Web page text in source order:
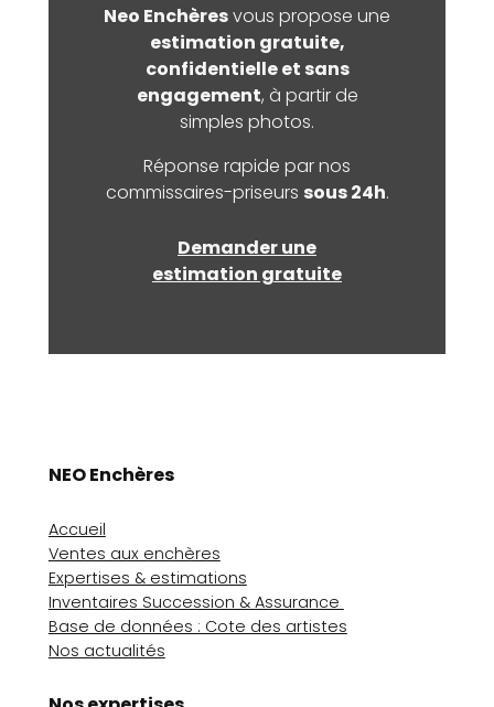
Neo Enchèresvous propose une
estimation gratuite,
confidentielle et sans
engagement, à partir de
simples photos.
Réponse rapide par nos
commissaires-priseurs sous 24h.
Demander une
estimation gratuite
NEO Enchères
Accueil
Ventes aux enchères
Expertises & estimations
Inventaires Succession & Assurance
Base de données : Cote des artistes
Nos actualités